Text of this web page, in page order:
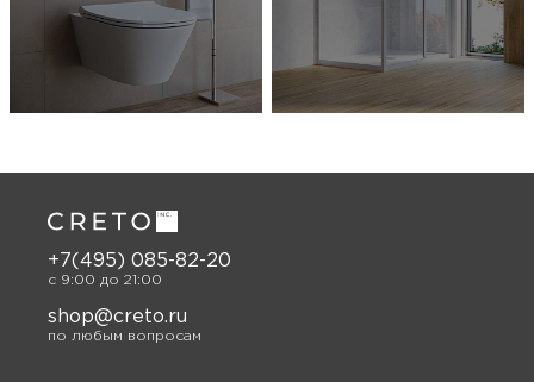
+7(495) 085-82-20
c 9:00 до 21:00
shop@creto.ru
по любым вопросам